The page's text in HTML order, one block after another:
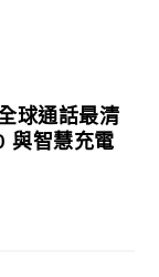
球通話最清
與智慧充電